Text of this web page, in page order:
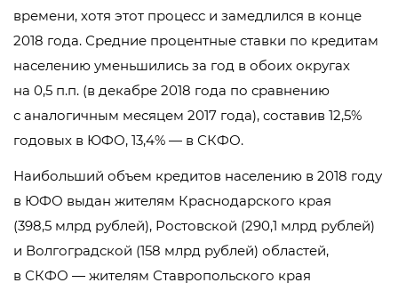
времени, хотя этот процесс и замедлился в конце
2018 года. Средние процентные ставки по кредитам
населению уменьшились за год в обоих округах
на 0,5 п.п. (в декабре 2018 года по сравнению
с аналогичным месяцем 2017 года), составив 12,5%
годовых в ЮФО, 13,4% — в СКФО.
Наибольший объем кредитов населению в 2018 году
в ЮФО выдан жителям Краснодарского края
(398,5 млрд рублей), Ростовской (290,1 млрд рублей)
и Волгоградской (158 млрд рублей) областей,
в СКФО — жителям Ставропольского края